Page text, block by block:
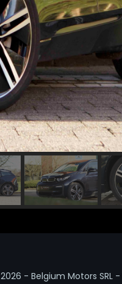
2026 - Belgium Motors SRL -